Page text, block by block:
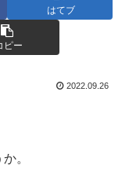
はてブ
ピー
2022.09.26
。